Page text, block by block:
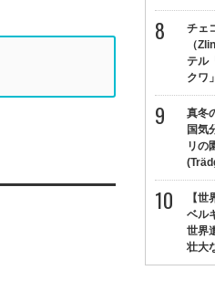
チェ
（
テル
クワ」
真冬
国気
リの
【世
ベル
世界
壮大